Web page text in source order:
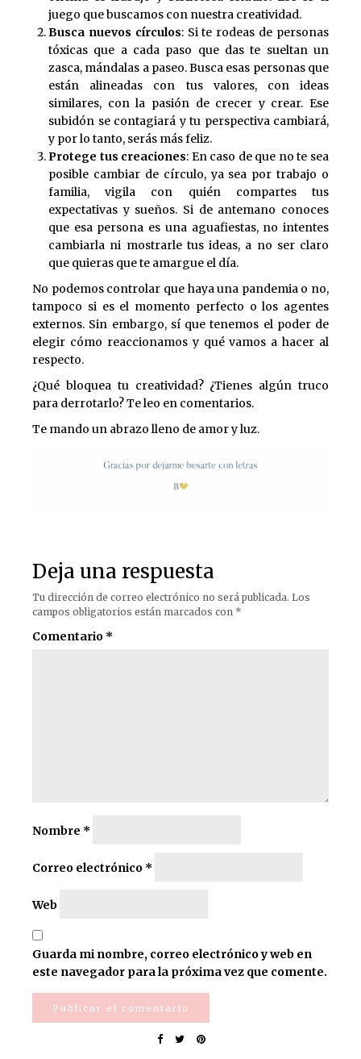
juego que buscamos con nuestra creatividad.
Busca nuevos círculos: Si te rodeas de personas
tóxicas que a cada paso que das te sueltan un
zasca, mándalas a paseo. Busca esas personas que
están alineadas con tus valores, con ideas
similares, con la pasión de crecer y crear. Ese
subidón se contagiará y tu perspectiva cambiará,
y por lo tanto, serás más feliz.
Protege tus creaciones: En caso de que no te sea
posible cambiar de círculo, ya sea por trabajo o
familia, vigila con quién compartes tus
expectativas y sueños. Si de antemano conoces
que esa persona es una aguafiestas, no intentes
cambiarla ni mostrarle tus ideas, a no ser claro
que quieras que te amargue el día.
No podemos controlar que haya una pandemia o no,
tampoco si es el momento perfecto o los agentes
externos. Sin embargo, sí que tenemos el poder de
elegir cómo reaccionamos y qué vamos a hacer al
respecto.
¿Qué bloquea tu creatividad? ¿Tienes algún truco
para derrotarlo? Te leo en comentarios.
Te mando un abrazo lleno de amor y luz.
Deja una respuesta
Tu dirección de correo electrónico no será publicada. Los
campos obligatorios están marcados con *
Comentario *
Nombre *
Correo electrónico *
Web
Guarda mi nombre, correo electrónico y web en
este navegador para la próxima vez que comente.